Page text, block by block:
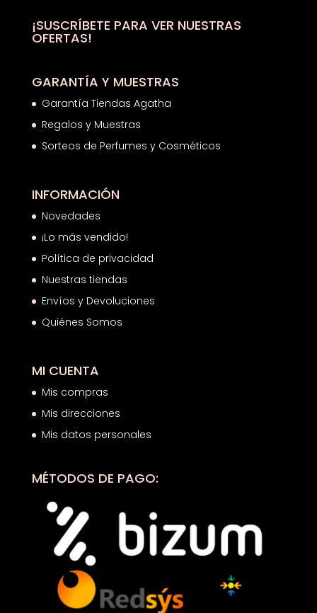
hasta
¡SUSCRÍBETE PARA VER NUESTRAS
OFERTAS!
GARANTÍA Y MUESTRAS
Garantía Tiendas Agatha
Regalos y Muestras
Sorteos de Perfumes y Cosméticos
INFORMACIÓN
Novedades
¡Lo más vendido!
Política de privacidad
Nuestras tiendas
Envíos y Devoluciones
Quiénes Somos
MI CUENTA
Mis compras
Mis direcciones
Mis datos personales
MÉTODOS DE PAGO: